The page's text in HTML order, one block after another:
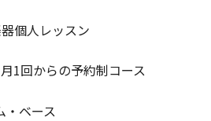
個人レッスン
1回からの予約制コース
・ベース